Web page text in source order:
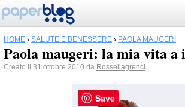
HOME › SALUTE E BENESSERE › PAOLA MAUGERI
Paola maugeri: la mia vita a
Creato il 31 ottobre 2010 da Rossellagrenci
Save